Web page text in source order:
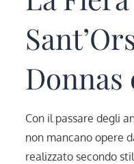
Donnas
Con il passare degli
non mancano opere
realizzato secondo